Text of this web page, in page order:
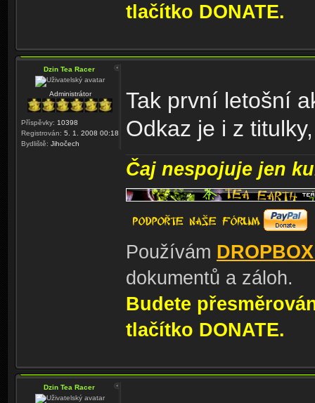
tlačítko DONATE.
Dzin Tea Racer
Administrátor
Příspěvky: 10398
Registrován: 5. 1. 2008 00:18
Bydliště: Jihočech
Tak první letošní
Odkaz je i z
Čaj nespojuje jen
Používám
dokumentů a záloh.
Budete
tlačítko DONATE.
Dzin Tea Racer